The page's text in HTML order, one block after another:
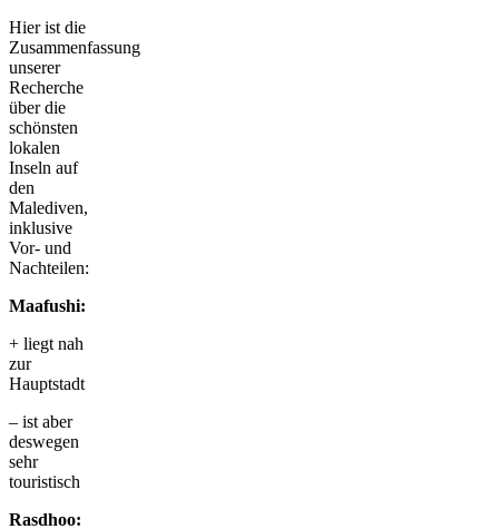
Hier ist die
Zusammenfassung
unserer
Recherche
über die
schönsten
lokalen
Inseln auf
den
Malediven,
inklusive
Vor- und
Nachteilen:
Maafushi:
+ liegt nah
zur
Hauptstadt
– ist aber
deswegen
sehr
touristisch
Rasdhoo: